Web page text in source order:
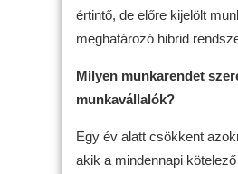
értintő, de előre kijelölt
meghatározó hibrid
Milyen munkarendet
munkavállalók?
Egy év alatt csökkent
akik a mindennapi